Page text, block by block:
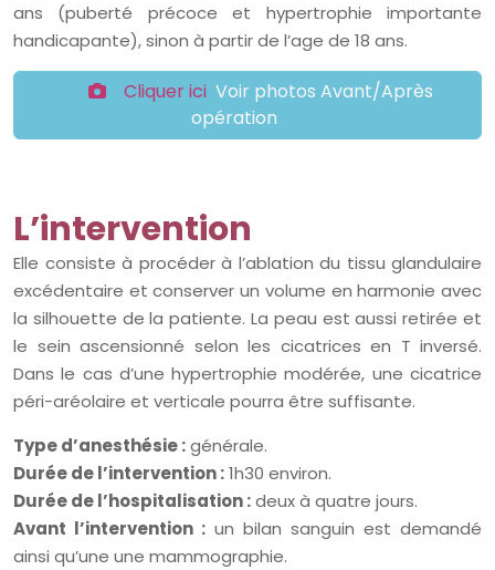
ans (puberté précoce et hypertrophie importante
handicapante), sinon à partir de l’age de 18 ans.
Cliquer ici Voir photos Avant/Après
opération
L’intervention
Elle consiste à procéder à l’ablation du tissu glandulaire
excédentaire et conserver un volume en harmonie avec
la silhouette de la patiente. La peau est aussi retirée et
le sein ascensionné selon les cicatrices en T inversé.
Dans le cas d’une hypertrophie modérée, une cicatrice
péri-aréolaire et verticale pourra être suffisante.
Type d’anesthésie :générale.
Durée de l’intervention :1h30 environ.
Durée de l’hospitalisation :deux à quatre jours.
Avant l’intervention : un bilan sanguin est demandé
ainsi qu’une une mammographie.